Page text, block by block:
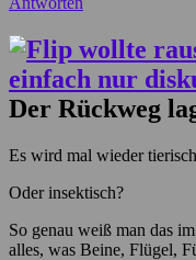
Der Rückweg
Es wird mal wieder
Oder insektisch?
So genau weiß man das
alles, was Beine, Flügel,